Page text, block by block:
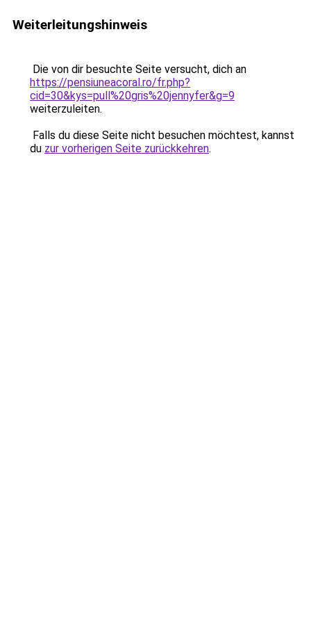
Weiterleitungshinweis
Die von dir besuchte Seite versucht, dich an
https://pensiuneacoral.ro/fr.php?
cid=30&kys=pull%20gris%20jennyfer&g=9
weiterzuleiten.
Falls du diese Seite nicht besuchen möchtest, kannst
du zur vorherigen Seite zurückkehren.